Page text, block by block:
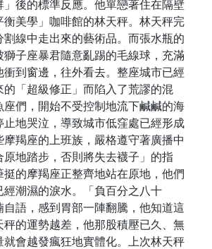
」後的標準反應。他單戀著住在隔壁
美學」咖啡館的林天秤。林天秤完
割線中走出來的藝術品。而張水瓶的
獅子座暴君隨意亂踢的毛線球，充滿
衝到窗邊，往外看去。整座城市已經
的「超級修正」而陷入了荒謬的混
們，開始不受控制地流下鹹鹹的海
地哭泣，導致城市低窪處已經形成
羯座的上班族，嚴格遵守著廣播中
原地踏步，否則將失去襪子」的指
的摩羯座正整齊地站在原地，他們
經潮濕的淚水。「負百分之八十
語，感到胃部一陣翻騰，他知道這
的運勢越差，他那股積壓已久、無
就會越發瘋狂地實體化。上次林天秤